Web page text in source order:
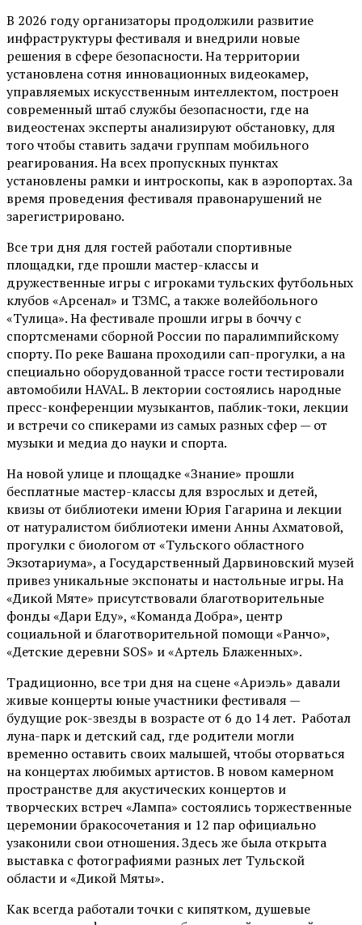
В 2026 году организаторы продолжили развитие
инфраструктуры фестиваля и внедрили новые
решения в сфере безопасности. На территории
установлена сотня инновационных видеокамер,
управляемых искусственным интеллектом, построен
современный штаб службы безопасности, где на
видеостенах эксперты анализируют обстановку, для
того чтобы ставить задачи группам мобильного
реагирования. На всех пропускных пунктах
установлены рамки и интроскопы, как в аэропортах. За
время проведения фестиваля правонарушений не
зарегистрировано.
Все три дня для гостей работали спортивные
площадки, где прошли мастер-классы и
дружественные игры с игроками тульских футбольных
клубов «Арсенал» и ТЗМС, а также волейбольного
«Тулица». На фестивале прошли игры в боччу с
спортсменами сборной России по паралимпийскому
спорту. По реке Вашана проходили сап-прогулки, а на
специально оборудованной трассе гости тестировали
автомобили HAVAL. В лектории состоялись народные
пресс-конференции музыкантов, паблик-токи, лекции
и встречи со спикерами из самых разных сфер — от
музыки и медиа до науки и спорта.
На новой улице и площадке «Знание» прошли
бесплатные мастер-классы для взрослых и детей,
квизы от библиотеки имени Юрия Гагарина и лекции
от натуралистом библиотеки имени Анны Ахматовой,
прогулки с биологом от «Тульского областного
Экзотариума», а Государственный Дарвиновский музей
привез уникальные экспонаты и настольные игры. На
«Дикой Мяте» присутствовали благотворительные
фонды «Дари Еду», «Команда Добра», центр
социальной и благотворительной помощи «Ранчо»,
«Детские деревни SOS» и «Артель Блаженных».
Традиционно, все три дня на сцене«Ариэль» давали
живые концерты юные участники фестиваля —
будущие рок-звезды в возрасте от 6 до 14 лет. Работал
луна-парк и детский сад, где родители могли
временно оставить своих малышей, чтобы оторваться
на концертах любимых артистов. В новом камерном
пространстве для акустических концертов и
творческих встреч «Лампа» состоялись торжественные
церемонии бракосочетания и 12 пар официально
узаконили свои отношения. Здесь же была открыта
выставка с фотографиями разных лет Тульской
области и «Дикой Мяты».
Как всегда работали точки с кипятком, душевые